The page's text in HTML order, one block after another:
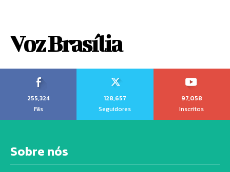
Voz Brasília
255,324
Fãs
128,657
Seguidores
97,058
Inscritos
Sobre nós